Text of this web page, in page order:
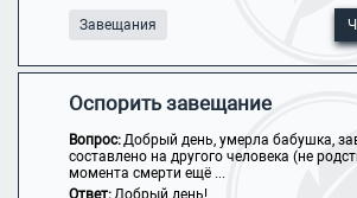
Завещания
Оспорить завещание
Вопрос:Добрый день, умерла бабушка,
составлено на другого человека (не
момента смерти ещё ...
Ответ:Добрый день!